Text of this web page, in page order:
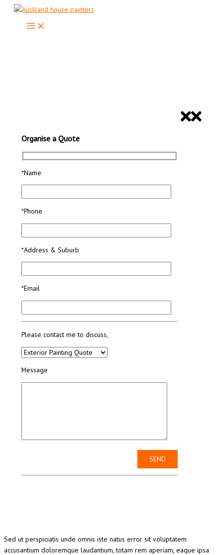
Skip
Organise a Quote
*Name
*Phone
*Address & Suburb
*Email
Please contact me to discuss,
Message
Sed ut perspiciatis unde omnis iste natus error sit voluptatem
accusantium doloremque laudantium, totam rem aperiam, eaque ipsa